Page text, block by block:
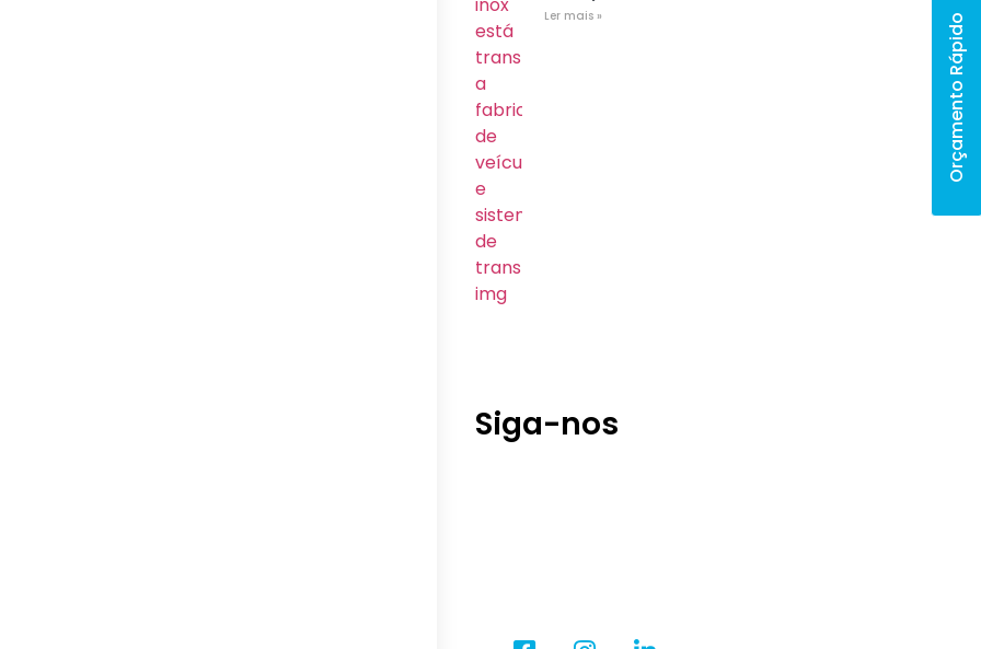
Ler mais »
Siga-nos
Orçamento Rápido